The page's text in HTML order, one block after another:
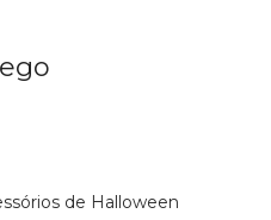
de Halloween